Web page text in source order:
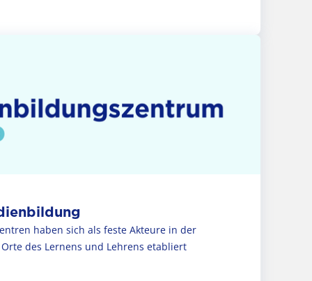
haben sich als feste Akteure in der
des Lernens und Lehrens etabliert